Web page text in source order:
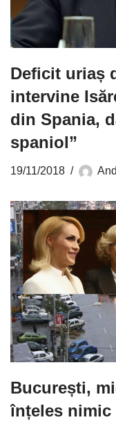
Deficit uriaș
intervine
din Spania,
spaniol”
19/11/2018
București,
înțeles nimic